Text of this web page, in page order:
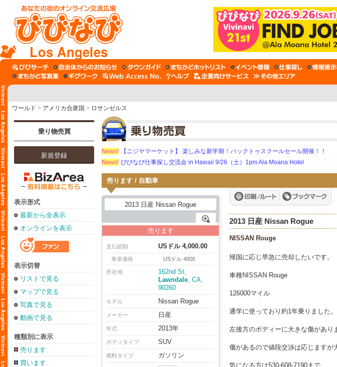
Los Angeles
ワールド > アメリカ合衆国 > ロサンゼルス
乗り物売買
新規登録
表示形式
最新から全表示
オンラインを表示
表示切替
リストで見る
マップで見る
写真で見る
動画で見る
種類別に表示
売ります
買います
News!
【ニジヤマーケット】 楽しみな新学期！バックトゥスクールセール開催！！
News! びびなび仕事探し交流会 in Hawaii 9/26（土）1pm Ala Moana Hotel
売ります / 自動車
売ります
支払総額 USドル 4,000.00
車体価格 USドル 4000
所在地
162nd St,
Lawndale, CA,
90260
モデル Nissan Rogue
メーカー 日産
年式 2013年
ボディタイプ SUV
燃料タイプ ガソリン
2013 日産 Nissan Rogue
NISSAN Rouge
帰国に応じ早急に売却したいです。
車種NISSAN Rouge
126000マイル
通学に使っており約1年乗りました。
左後方のボディーに大きな傷があり
傷があるので値段交渉は応じますが
気になる方は530-608-7190まで